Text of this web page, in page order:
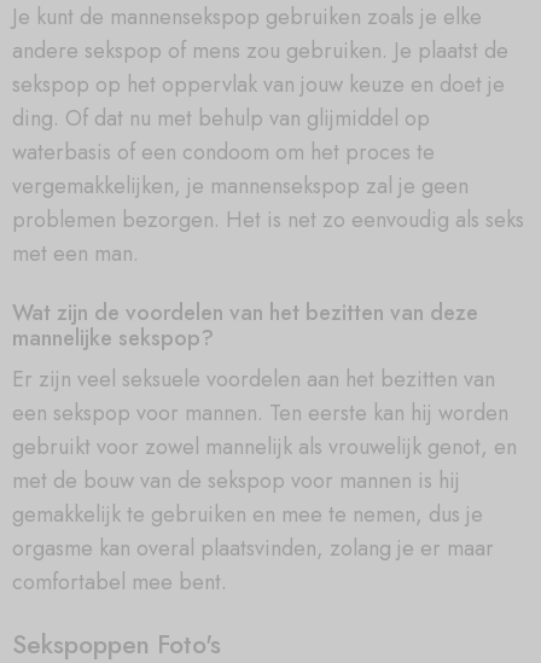
Je kunt de mannensekspop gebruiken zoals je elke
andere sekspop of mens zou gebruiken. Je plaatst de
sekspop op het oppervlak van jouw keuze en doet je
ding. Of dat nu met behulp van glijmiddel op
waterbasis of een condoom om het proces te
vergemakkelijken, je mannensekspop zal je geen
problemen bezorgen. Het is net zo eenvoudig als seks
met een man.
Wat zijn de voordelen van het bezitten van deze
mannelijke sekspop?
Er zijn veel seksuele voordelen aan het bezitten van
een sekspop voor mannen. Ten eerste kan hij worden
gebruikt voor zowel mannelijk als vrouwelijk genot, en
met de bouw van de sekspop voor mannen is hij
gemakkelijk te gebruiken en mee te nemen, dus je
orgasme kan overal plaatsvinden, zolang je er maar
comfortabel mee bent.
Sekspoppen Foto's